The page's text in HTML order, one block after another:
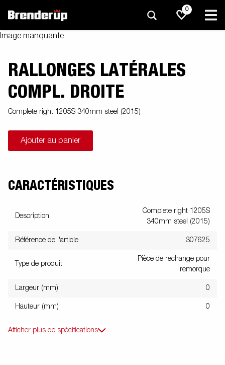
0
Image manquante
RALLONGES LATÉRALES
COMPL. DROITE
Complete right 1205S 340mm steel (2015)
Ajouter au panier
CARACTÉRISTIQUES
Description
Complete right 1205S
340mm steel (2015)
Référence de l'article 307625
Type de produit
Pièce de rechange pour
remorque
Largeur (mm) 0
Hauteur (mm) 0
Afficher plus de spécifications